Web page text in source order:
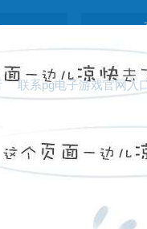
联系pg电子游戏官网入